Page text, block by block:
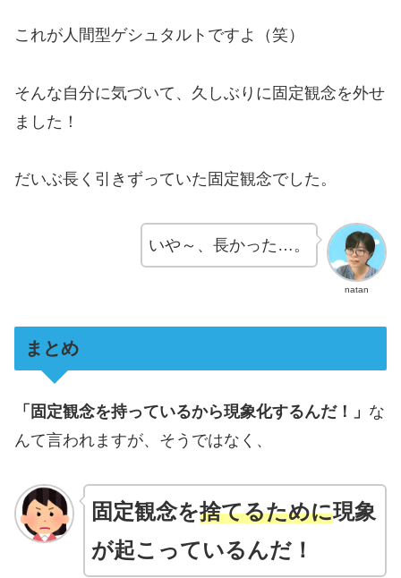
これが人間型ゲシュタルトですよ（笑）
そんな自分に気づいて、久しぶりに固定観念を外せ
ました！
だいぶ長く引きずっていた固定観念でした。
natan
いや～、長かった…。
まとめ
「固定観念を持っているから現象化するんだ！」 な
んて言われますが、そうではなく、
固定観念を捨てるために現象
が起こっているんだ！